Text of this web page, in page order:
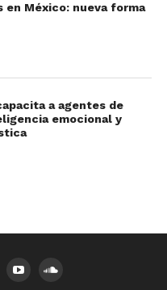
en México: nueva forma
a agentes de
emocional y